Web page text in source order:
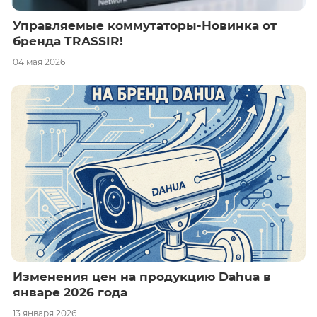
Управляемые коммутаторы-Новинка от
бренда TRASSIR!
04 мая 2026
Изменения цен на продукцию Dahua в
январе 2026 года
13 января 2026